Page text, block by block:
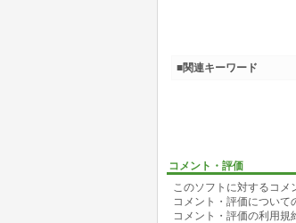
コメント・評価
このソフトに対するコメ
コメント・評価について
コメント・評価の利用規
■関連キーワード